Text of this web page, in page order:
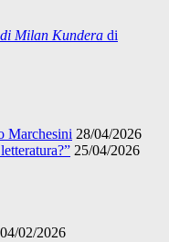
Milan Kundera di
Marchesini 28/04/2026
25/04/2026
04/02/2026